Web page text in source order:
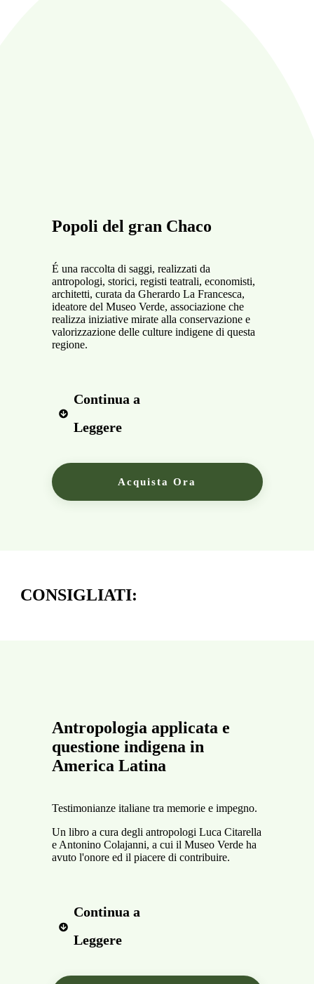
Popoli del gran Chaco
É una raccolta di saggi, realizzati da
antropologi, storici, registi teatrali, economisti,
architetti, curata da Gherardo La Francesca,
ideatore del Museo Verde, associazione che
realizza iniziative mirate alla conservazione e
valorizzazione delle culture indigene di questa
regione.
Continua a
Leggere
Acquista Ora
CONSIGLIATI:
Antropologia applicata e
questione indigena in
America Latina
Testimonianze italiane tra memorie e impegno.
Un libro a cura degli antropologi Luca Citarella
e Antonino Colajanni, a cui il Museo Verde ha
avuto l'onore ed il piacere di contribuire.
Continua a
Leggere